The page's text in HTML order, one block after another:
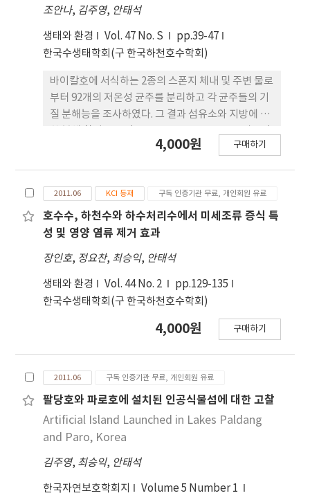
조안나, 김주영, 안태석
생태와 환경 Vol. 47 No. S
pp.39-47
한국수생태학회(구 한국하천호수학회)
바이칼호에 서식하는 2종의 스폰지 체내 및 주변 물로
부터 92개의 저온성 균주를 분리하고 각 균주들의 기
질 분해능을 조사하였다. 그 결과 섬유소와 지방에 대
적었으나 전분과 단백질 분해 활성도를 갖는 균주는
Genomic Fingerprinting을 실시한 후 31개 균주를
선별하여 동정한 결과, Baikalospongia sp.에서 분
리한 13균주는 모두 Pseudomonas속으로 확인된
Pseudomonas ssp., Buttiauxella agrestis,
Pseudomonas fluorescens, Yersinia ruckeri,
Bacillus ssp., Paenibacillus ssp., Bacillus
Brevibacterium ssp., Acinetobacter lwoffii로
다른 세균 성장의 방해 때문으로 평가되며, 이러한 일
반적인 배양 방법의 한계점을 극복하기 위해서는 스
폰지의 서식처와 세균의 검출 방법에 대하여 보다 다
양한 심층적인 연구가 이루어져야 할 것으로 생각된
4,000원 구매하기
2011.06 KCI 등재 구독 인증기관 무료, 개인회원 유료
호수수, 하천수와 하수처리수에서 미세조류 증식 특
성 및 영양 염류 제거 효과
장인호, 정요찬, 최승익, 안태석
생태와 환경 Vol. 44 No. 2
pp.129-135
한국수생태학회(구 한국하천호수학회)
4,000원 구매하기
2011.06 구독 인증기관 무료, 개인회원 유료
팔당호와 파로호에 설치된 인공식물섬에 대한 고찰
Artificial Island Launched in Lakes Paldang
and Paro, Korea
김주영, 최승익, 안태석
한국자연보호학회지
Volume 5 Number 1